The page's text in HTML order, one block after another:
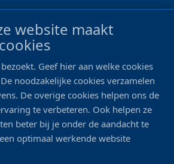
CONTACT
125a
website maakt
Geef hier aan welke cookies
noodzakelijke cookies verzamelen
De overige cookies helpen ons de
te verbeteren. Ook helpen ze
beter bij je onder de aandacht te
optimaal werkende website